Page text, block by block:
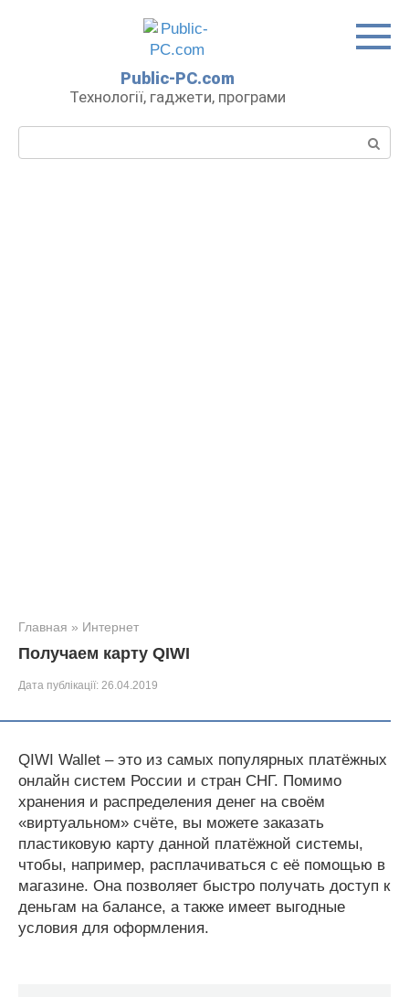
Public-PC.com
Технології, гаджети, програми
Главная » Интернет
Получаем карту QIWI
Дата публікації: 26.04.2019
QIWI Wallet – это из самых популярных платёжных
онлайн систем России и стран СНГ. Помимо
хранения и распределения денег на своём
«виртуальном» счёте, вы можете заказать
пластиковую карту данной платёжной системы,
чтобы, например, расплачиваться с её помощью в
магазине. Она позволяет быстро получать доступ к
деньгам на балансе, а также имеет выгодные
условия для оформления.